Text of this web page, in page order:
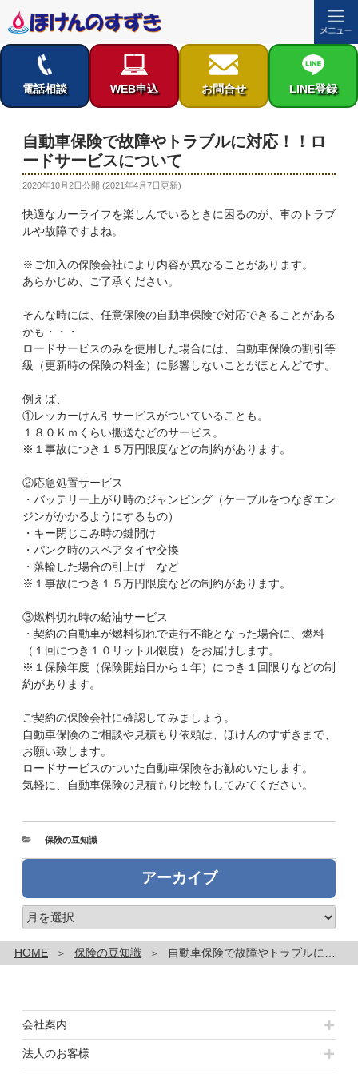
コ
ン
電話相談 WEB申込 お問合せ LINE登録
自動車保険で故障やトラブルに対応！！ロ
ードサービスについて
投
日:
2020年10月2日公開 (2021年4月7日更新)
快適なカーライフを楽しんでいるときに困るのが、車のトラブ
ルや故障ですよね。
※ご加入の保険会社により内容が異なることがあります。
あらかじめ、ご了承ください。
そんな時には、任意保険の自動車保険で対応できることがある
かも・・・
ロードサービスのみを使用した場合には、自動車保険の割引等
級（更新時の保険の料金）に影響しないことがほとんどです。
例えば、
①レッカーけん引サービスがついていることも。
１８０Ｋｍくらい搬送などのサービス。
※１事故につき１５万円限度などの制約があります。
②応急処置サービス
・バッテリー上がり時のジャンピング（ケーブルをつなぎエン
ジンがかかるようにするもの）
・キー閉じこみ時の鍵開け
・パンク時のスペアタイヤ交換
・落輪した場合の引上げ など
※１事故につき１５万円限度などの制約があります。
③燃料切れ時の給油サービス
・契約の自動車が燃料切れで走行不能となった場合に、燃料
（１回につき１０リットル限度）をお届けします。
※１保険年度（保険開始日から１年）につき１回限りなどの制
約があります。
ご契約の保険会社に確認してみましょう。
自動車保険のご相談や見積もり依頼は、ほけんのすずきまで、
お願い致します。
ロードサービスのついた自動車保険をお勧めいたします。
気軽に、自動車保険の見積もり比較もしてみてください。
カ
保険の豆知識
アーカイブ
ア
ー
カ
イ
HOME 保険の豆知識 自動車保険で故障やトラブルに対応！！ロードサービスについて
会社案内
法人のお客様